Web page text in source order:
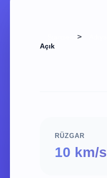
>
Açık
RÜZGAR
10 km/s